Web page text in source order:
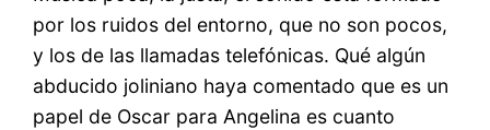
por los ruidos del entorno, que no son pocos,
y los de las llamadas telefónicas. Qué algún
abducido joliniano haya comentado que es un
papel de Oscar para Angelina es cuanto